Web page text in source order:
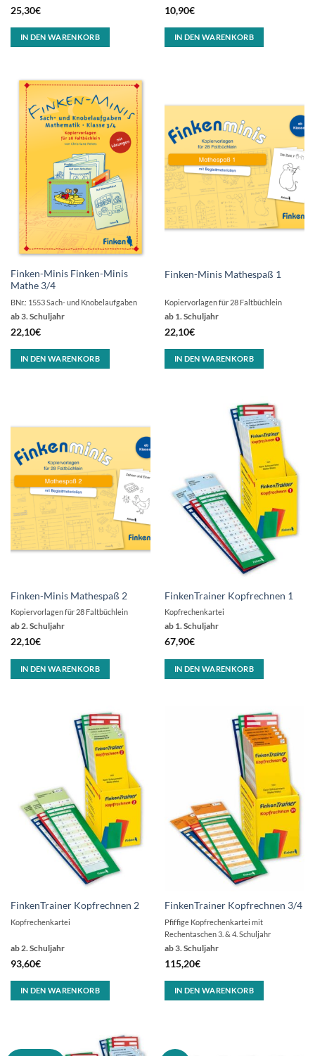
25,30€
IN DEN WARENKORB
10,90€
IN DEN WARENKORB
Finken-Minis Finken-Minis
Mathe 3/4
ab 3. Schuljahr
22,10€
BNr.: 1553 Sach- und Knobelaufgaben
IN DEN WARENKORB
Finken-Minis Mathespaß 1
ab 1. Schuljahr
22,10€
Kopiervorlagen für 28 Faltbüchlein
IN DEN WARENKORB
Finken-Minis Mathespaß 2
ab 2. Schuljahr
22,10€
Kopiervorlagen für 28 Faltbüchlein
IN DEN WARENKORB
FinkenTrainer Kopfrechnen 1
ab 1. Schuljahr
67,90€
Kopfrechenkartei
IN DEN WARENKORB
FinkenTrainer Kopfrechnen 2
ab 2. Schuljahr
93,60€
Kopfrechenkartei
IN DEN WARENKORB
FinkenTrainer Kopfrechnen 3/4
ab 3. Schuljahr
115,20€
Pfiffige Kopfrechenkartei mit
Rechentaschen 3. & 4. Schuljahr
IN DEN WARENKORB